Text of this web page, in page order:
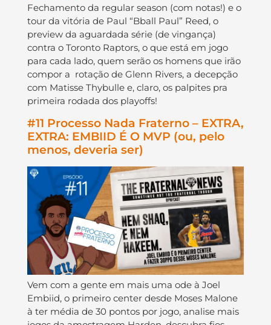
Fechamento da regular season (com notas!) e o
tour da vitória de Paul “Bball Paul” Reed, o
preview da aguardada série (de vingança)
contra o Toronto Raptors, o que está em jogo
para cada lado, quem serão os homens que irão
compor a rotação de Glenn Rivers, a decepção
com Matisse Thybulle e, claro, os palpites pra
primeira rodada dos playoffs!
#11 Processo Nada Fraterno – EXTRA,
EXTRA: EMBIID É O MVP (ou, pelo
menos, deveria ser)
Vem com a gente em mais uma ode à Joel
Embiid, o primeiro center desde Moses Malone
à ter média de 30 pontos por jogo, analise mais